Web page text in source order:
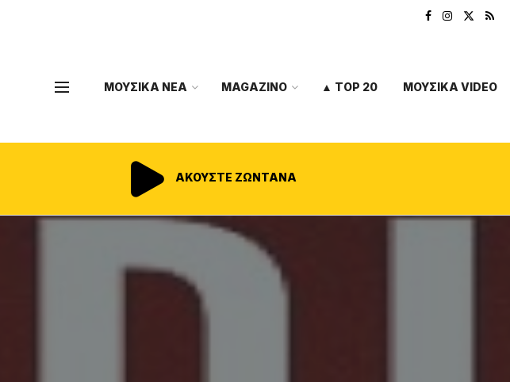
ΜΟΥΣΙΚΑ ΝΕΑ MAGAZINO ▲ TOP 20 ΜΟΥΣΙΚΑ VIDEO
ΑΚΟΥΣΤΕ ΖΩΝΤΑΝΑ